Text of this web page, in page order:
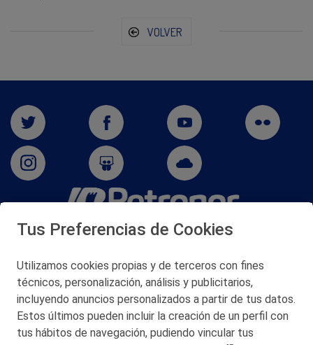
VOLVER
San Martín 5-Edificio Muñatones,
© 2026 Petronor S.A.
Tus Preferencias de Cookies
Utilizamos cookies propias y de terceros con fines
técnicos, personalización, análisis y publicitarios,
incluyendo anuncios personalizados a partir de tus datos.
Estos últimos pueden incluir la creación de un perfil con
tus hábitos de navegación, pudiendo vincular tus